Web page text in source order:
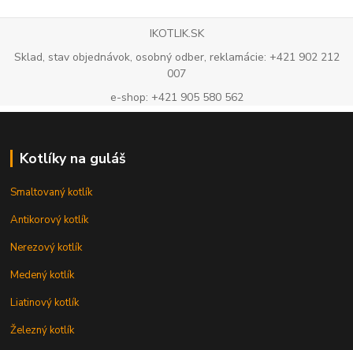
IKOTLIK.SK
Sklad, stav objednávok, osobný odber, reklamácie: +421 902 212
007
e-shop: +421 905 580 562
Kotlíky na guláš
Smaltovaný kotlík
Antikorový kotlík
Nerezový kotlík
Medený kotlík
Liatinový kotlík
Železný kotlík